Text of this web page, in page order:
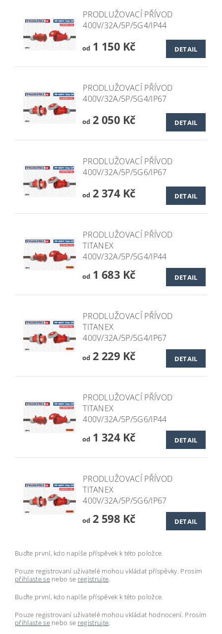
PRODLUŽOVACÍ PŘÍVOD
400V/32A/5P/5G4/IP44
od1 150 Kč DETAIL
PRODLUŽOVACÍ PŘÍVOD
400V/32A/5P/5G4/IP67
od2 050 Kč DETAIL
PRODLUŽOVACÍ PŘÍVOD
400V/32A/5P/5G6/IP67
od2 374 Kč DETAIL
PRODLUŽOVACÍ PŘÍVOD
TITANEX
400V/32A/5P/5G4/IP44
od1 683 Kč DETAIL
PRODLUŽOVACÍ PŘÍVOD
TITANEX
400V/32A/5P/5G4/IP67
od2 229 Kč DETAIL
PRODLUŽOVACÍ PŘÍVOD
TITANEX
400V/32A/5P/5G6/IP44
od1 324 Kč DETAIL
PRODLUŽOVACÍ PŘÍVOD
TITANEX
400V/32A/5P/5G6/IP67
od2 598 Kč DETAIL
Buďte první, kdo napíše příspěvek k této položce.
Pouze registrovaní uživatelé mohou vkládat příspěvky. Prosím
přihlaste senebo se registrujte.
Buďte první, kdo napíše příspěvek k této položce.
Pouze registrovaní uživatelé mohou vkládat hodnocení. Prosím
přihlaste senebo se registrujte.